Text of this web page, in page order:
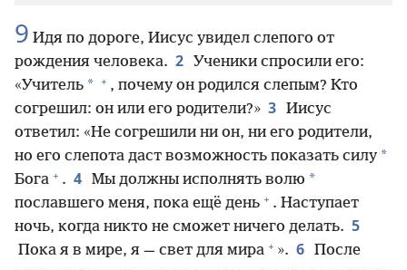
9 Идя по дороге, Иисус увидел слепого от
рождения человека. 2
Ученики спросили его:
«Учитель * + , почему он родился слепым? Кто
согрешил: он или его родители?» 3 Иисус
ответил: «Не согрешили ни он, ни его родители,
но его слепота даст возможность показать силу *
Бога + . 4 Мы должны исполнять волю *
пославшего меня, пока ещё день + . Наступает
ночь, когда никто не сможет ничего делать. 5
Пока я в мире, я — свет для мира + ». 6 После